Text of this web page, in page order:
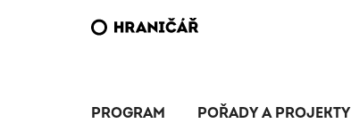
PROGRAM POŘADY A PROJEKTY